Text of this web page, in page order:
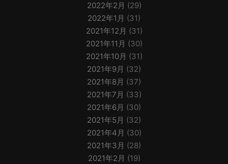
2022年2月 (29)
2022年1月 (31)
2021年12月 (31)
2021年11月 (30)
2021年10月 (31)
2021年9月 (32)
2021年8月 (37)
2021年7月 (33)
2021年6月 (30)
2021年5月 (32)
2021年4月 (30)
2021年3月 (28)
2021年2月 (19)